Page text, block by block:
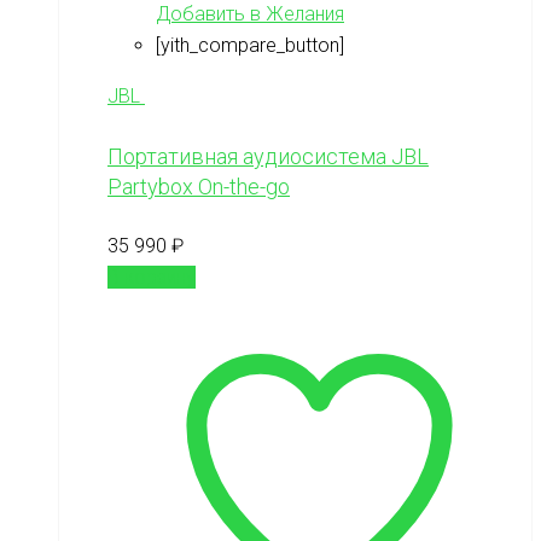
Добавить в Желания
[yith_compare_button]
JBL
Портативная аудиосистема JBL
Partybox On-the-go
35 990 ₽